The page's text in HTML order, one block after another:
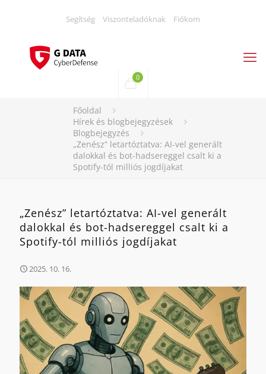
Segítség Viszonteladóknak Fiókom
0
Főoldal
Hírek és blogbejegyzések
Blogbejegyzés
„Zenész” letartóztatva: AI-vel generált
dalokkal és bot-hadsereggel csalt ki a
Spotify-tól milliós jogdíjakat
„Zenész” letartóztatva: AI-vel generált
dalokkal és bot-hadsereggel csalt ki a
Spotify-tól milliós jogdíjakat
2025. 10. 16.